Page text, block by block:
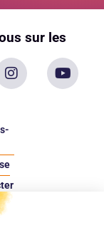
sur les